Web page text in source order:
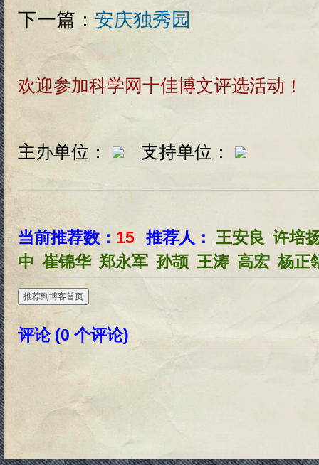
下一篇： 安庆独秀园
欢迎参加科学网十佳博文评选活动！
主办单位： 支持单位：
当前推荐数： 15 推荐人： 王安良 许培
中 崔锦华 郑永军 孙颉 王涛 高宏 杨正
推荐到博客首页
评论 (0 个评论)